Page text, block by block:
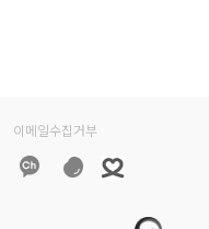
이메일수집거부